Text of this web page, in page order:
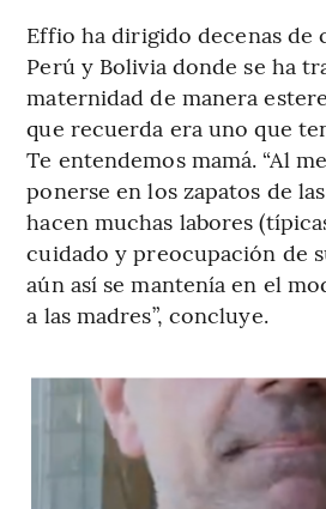
Effio ha dirigido decenas de
Perú y Bolivia donde se ha
maternidad de manera
que recuerda era uno que
Te entendemos mamá. “Al
ponerse en los zapatos de
hacen muchas labores
cuidado y preocupación de
aún así se mantenía en el
a las madres”, concluye.